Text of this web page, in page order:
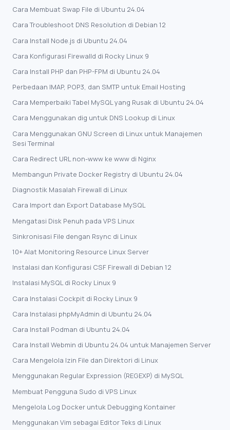
Cara Membuat Swap File di Ubuntu 24.04
Cara Troubleshoot DNS Resolution di Debian 12
Cara Install Node.js di Ubuntu 24.04
Cara Konfigurasi Firewalld di Rocky Linux 9
Cara Install PHP dan PHP-FPM di Ubuntu 24.04
Perbedaan IMAP, POP3, dan SMTP untuk Email Hosting
Cara Memperbaiki Tabel MySQL yang Rusak di Ubuntu 24.04
Cara Menggunakan dig untuk DNS Lookup di Linux
Cara Menggunakan GNU Screen di Linux untuk Manajemen
Sesi Terminal
Cara Redirect URL non-www ke www di Nginx
Membangun Private Docker Registry di Ubuntu 24.04
Diagnostik Masalah Firewall di Linux
Cara Import dan Export Database MySQL
Mengatasi Disk Penuh pada VPS Linux
Sinkronisasi File dengan Rsync di Linux
10+ Alat Monitoring Resource Linux Server
Instalasi dan Konfigurasi CSF Firewall di Debian 12
Instalasi MySQL di Rocky Linux 9
Cara Instalasi Cockpit di Rocky Linux 9
Cara Instalasi phpMyAdmin di Ubuntu 24.04
Cara Install Podman di Ubuntu 24.04
Cara Install Webmin di Ubuntu 24.04 untuk Manajemen Server
Cara Mengelola Izin File dan Direktori di Linux
Menggunakan Regular Expression (REGEXP) di MySQL
Membuat Pengguna Sudo di VPS Linux
Mengelola Log Docker untuk Debugging Kontainer
Menggunakan Vim sebagai Editor Teks di Linux